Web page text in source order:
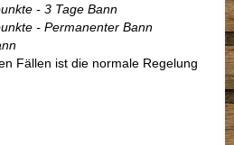
- 3 Tage Bann
- Permanenter Bann
Fällen ist die normale Regelung